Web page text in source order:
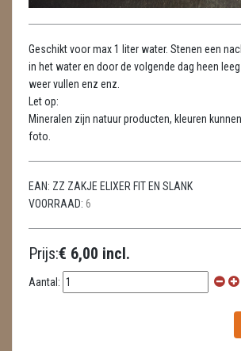
MASSAGE
METEORIETEN
READING EN PERSOONLIJK ADVIES
SCHEDELS / SKULLS
SPECIALE STUKKEN
TELEFOON KOORDEN
Geschikt voor max 1 liter water. Stenen een
in het water en door de volgende dag heen
weer vullen enz enz.
Let op:
Mineralen zijn natuur producten, kleuren
foto.
EAN: ZZ ZAKJE ELIXER FIT EN SLANK
VOORRAAD: 6
Prijs:€ 6,00 incl.
Aantal: